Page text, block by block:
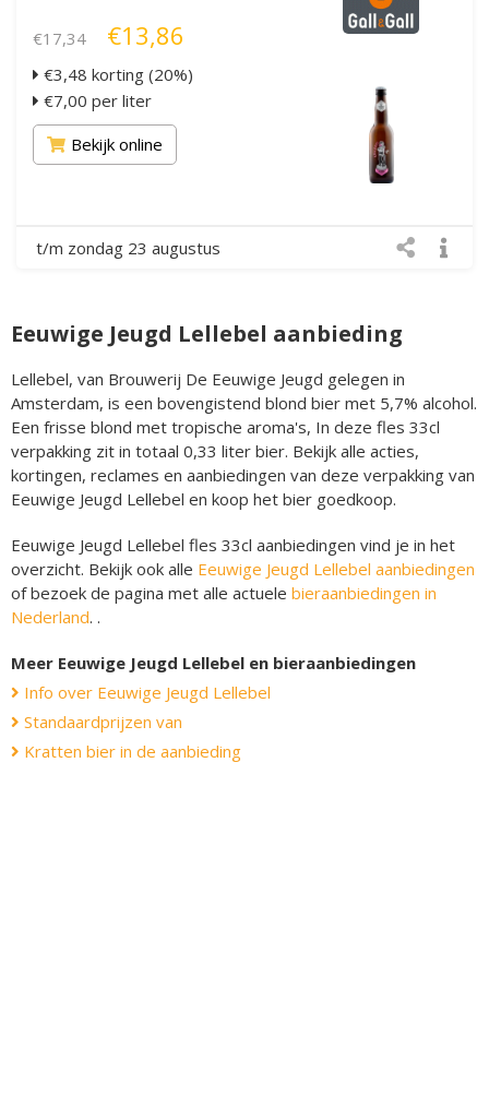
€17,34 €13,86
€3,48 korting (20%)
€7,00 per liter
Bekijk online
t/m zondag 23 augustus
Eeuwige Jeugd Lellebel aanbieding
Lellebel, van Brouwerij De Eeuwige Jeugd gelegen in
Amsterdam, is een bovengistend blond bier met 5,7% alcohol.
Een frisse blond met tropische aroma's, In deze fles 33cl
verpakking zit in totaal 0,33 liter bier. Bekijk alle acties,
kortingen, reclames en aanbiedingen van deze verpakking van
Eeuwige Jeugd Lellebel en koop het bier goedkoop.
Eeuwige Jeugd Lellebel fles 33cl aanbiedingen vind je in het
overzicht. Bekijk ook alle Eeuwige Jeugd Lellebel aanbiedingen
of bezoek de pagina met alle actuele bieraanbiedingen in
Nederland. .
Meer Eeuwige Jeugd Lellebel en bieraanbiedingen
Info over Eeuwige Jeugd Lellebel
Standaardprijzen van
Kratten bier in de aanbieding